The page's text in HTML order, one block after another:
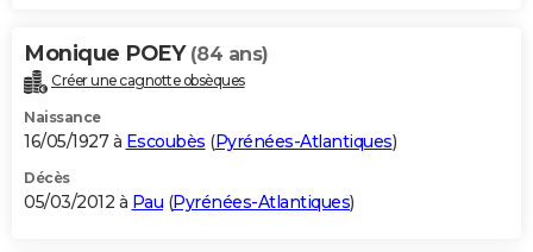
Monique POEY (84 ans)
Créer une cagnotte obsèques
Naissance
16/05/1927 à Escoubès (Pyrénées-Atlantiques)
Décès
05/03/2012 à Pau (Pyrénées-Atlantiques)